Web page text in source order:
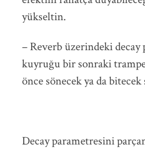
yükseltin.
– Reverb üzerindeki
kuyruğu bir sonraki
önce sönecek ya da
Decay parametresini